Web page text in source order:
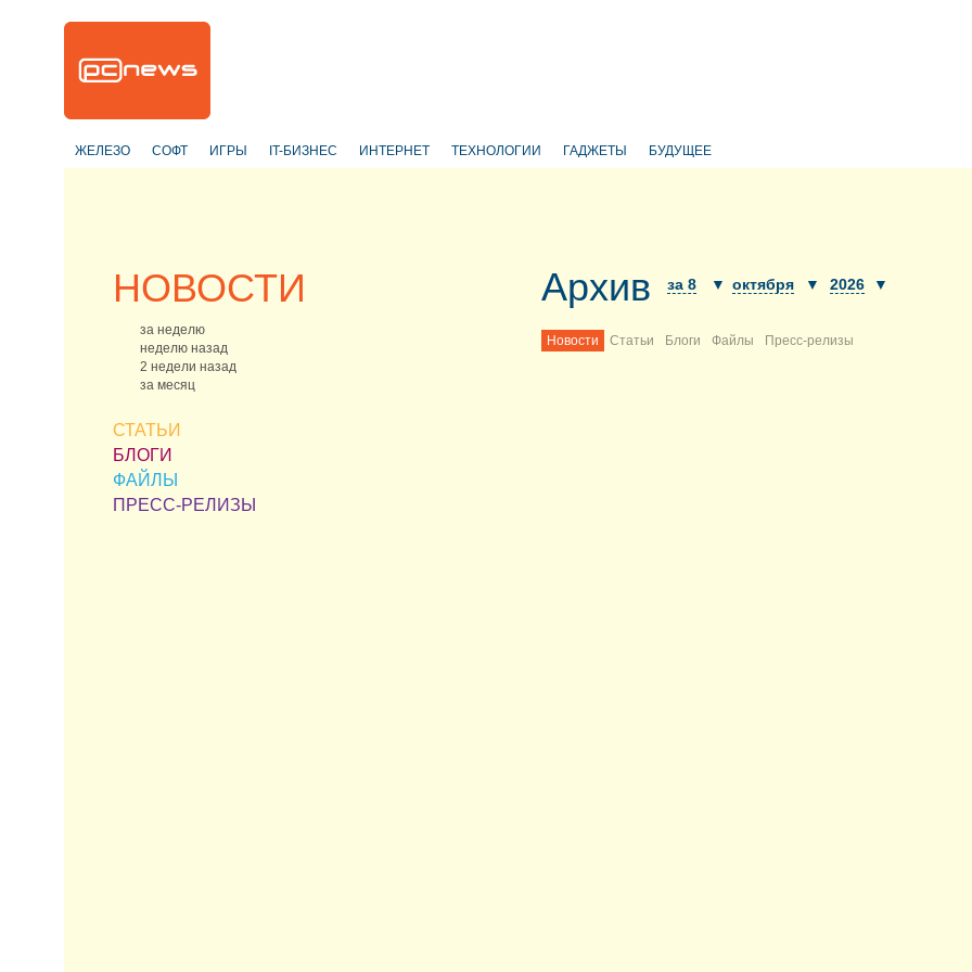
ЖЕЛЕЗО СОФТ ИГРЫ IT-БИЗНЕС ИНТЕРНЕТ ТЕХНОЛОГИИ ГАДЖЕТЫ БУДУЩЕЕ
НОВОСТИ
за неделю
неделю назад
2 недели назад
за месяц
СТАТЬИ
БЛОГИ
ФАЙЛЫ
ПРЕСС-РЕЛИЗЫ
Архив за 8 ▼ октября ▼ 2026 ▼
Новости Статьи Блоги Файлы Пресс-релизы